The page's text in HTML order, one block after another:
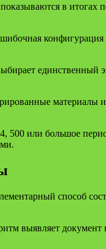
в
единственный
500 или большое
способ
выявляет